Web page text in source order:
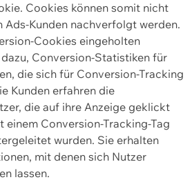
Cookies können somit nicht
Ads-Kunden nachverfolgt werden.
Cookies eingeholten
Conversion-Statistiken für
die sich für Conversion-Tracking
Kunden erfahren die
die auf ihre Anzeige geklickt
einem Conversion-Tracking-Tag
wurden. Sie erhalten
mit denen sich Nutzer
lassen.